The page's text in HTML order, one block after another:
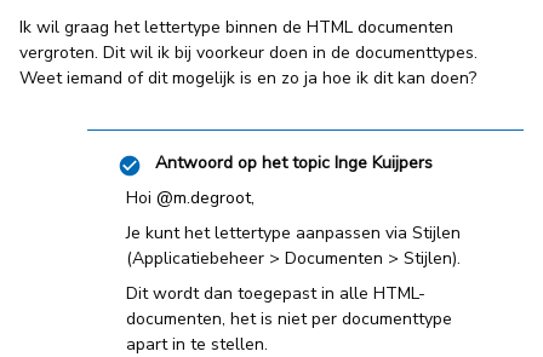
Ik wil graag het lettertype binnen de HTML documenten
vergroten. Dit wil ik bij voorkeur doen in de documenttypes.
Weet iemand of dit mogelijk is en zo ja hoe ik dit kan doen?
Antwoord op het topic Inge Kuijpers
Hoi @m.degroot,
Je kunt het lettertype aanpassen via Stijlen
(Applicatiebeheer > Documenten > Stijlen).
Dit wordt dan toegepast in alle HTML-
documenten, het is niet per documenttype
apart in te stellen.